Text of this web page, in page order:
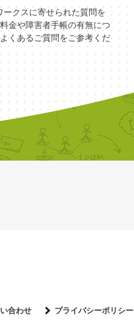
ークスに寄せられた質問を
金や障害者手帳の有無につ
くあるご質問をご参考くだ
合わせ プライバシーポリシー